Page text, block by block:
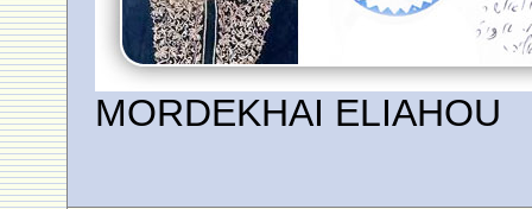
MORDEKHAI ELIAHOU